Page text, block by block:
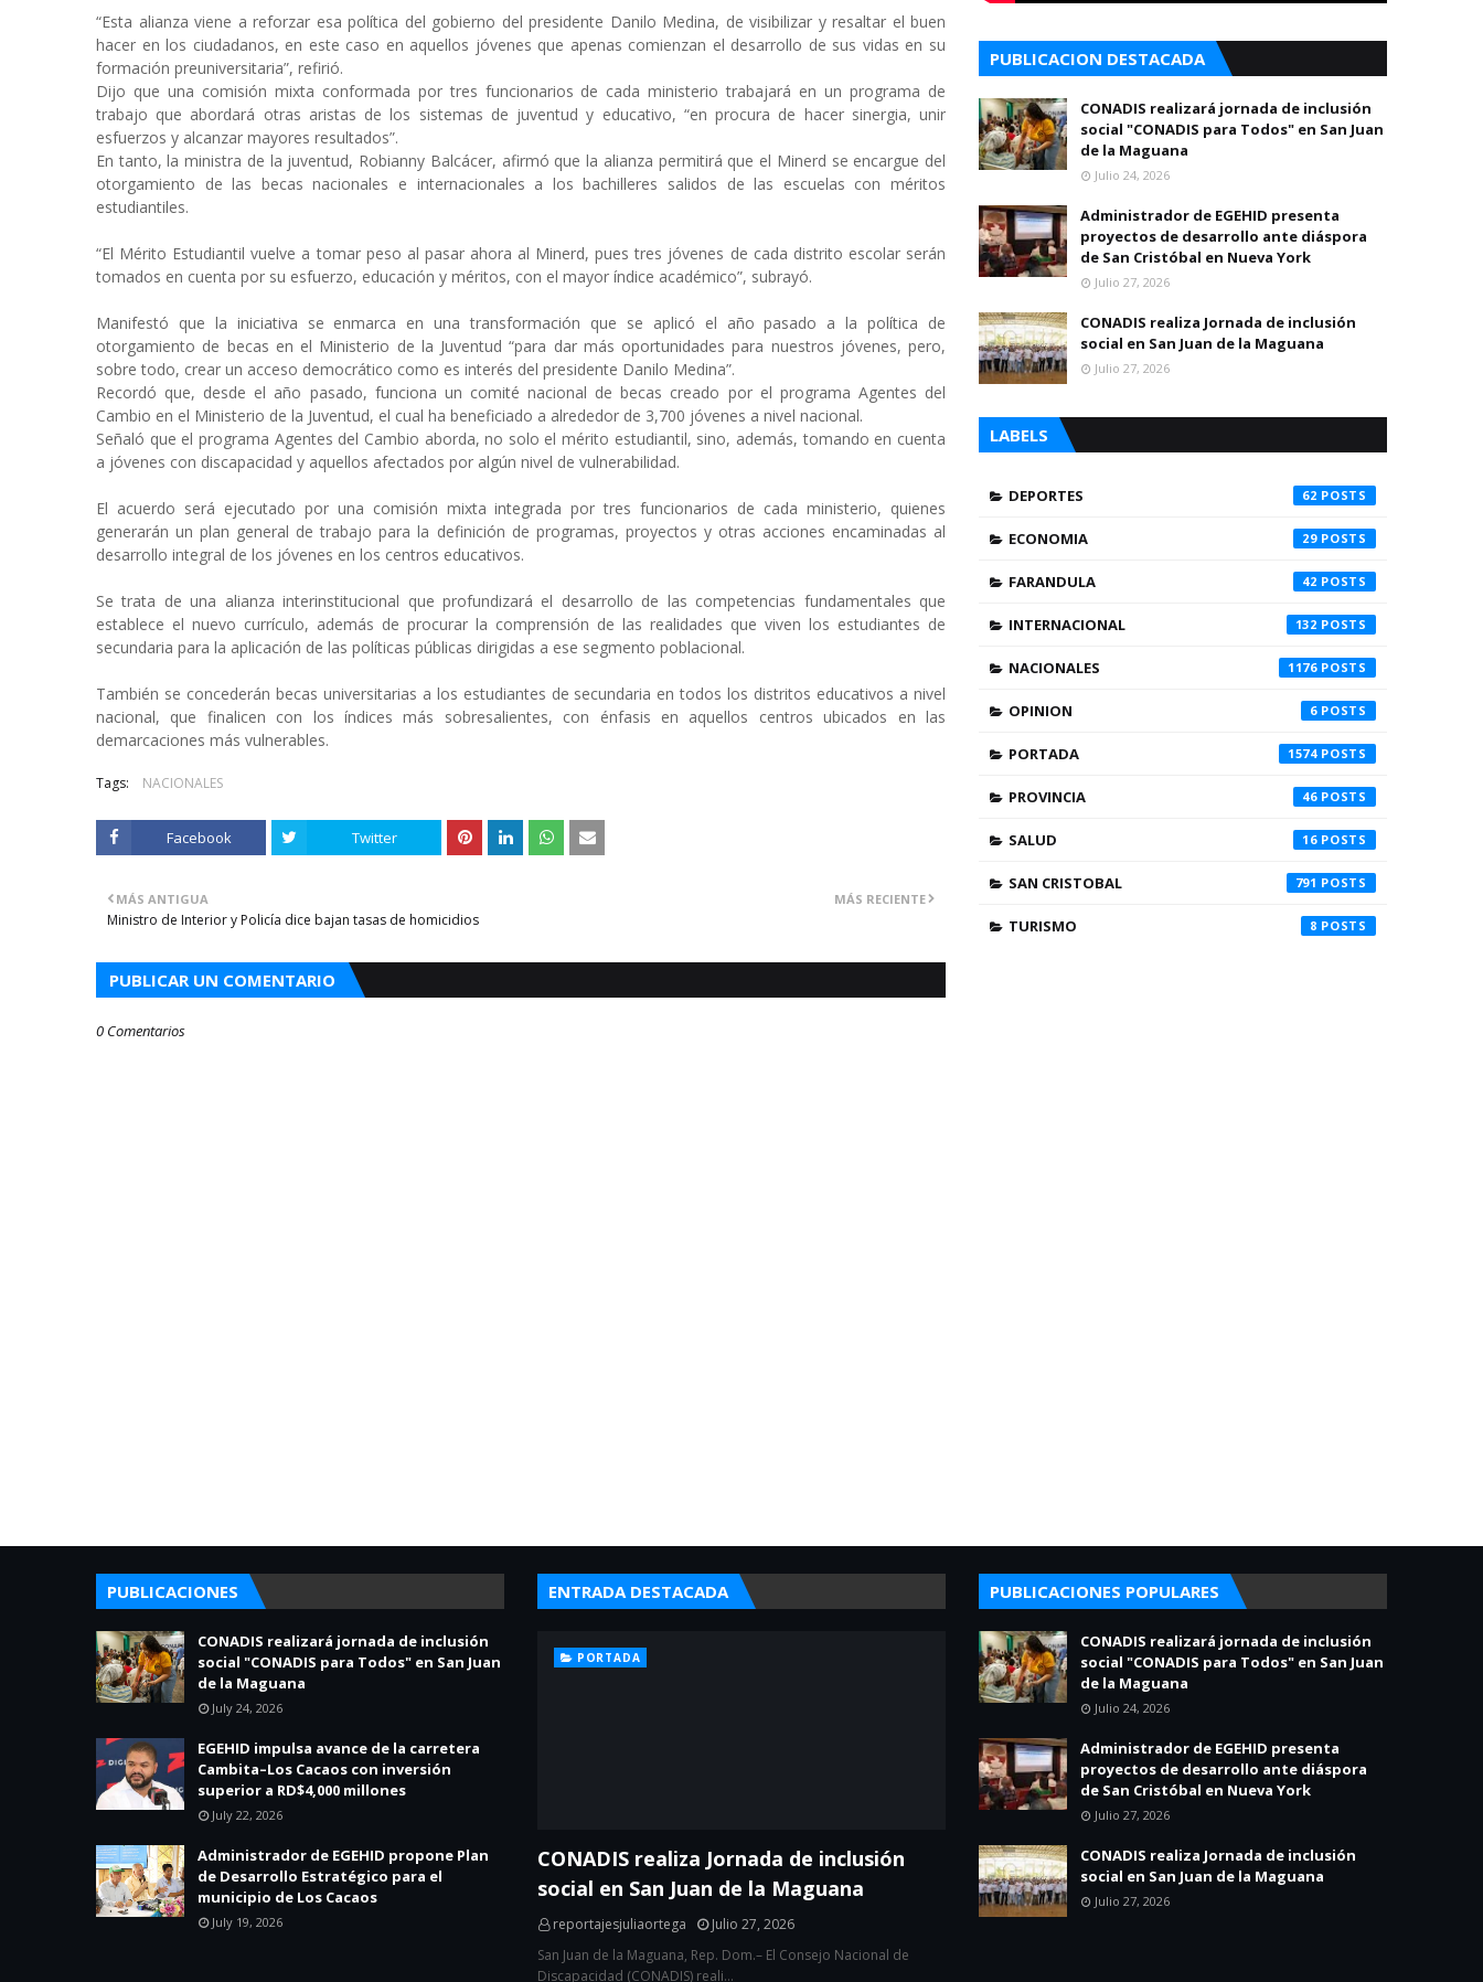
“Esta alianza viene a reforzar esa política del gobierno del presidente Danilo Medina, de visibilizar y resaltar el buen
hacer en los ciudadanos, en este caso en aquellos jóvenes que apenas comienzan el desarrollo de sus vidas en su
formación preuniversitaria”, refirió.
Dijo que una comisión mixta conformada por tres funcionarios de cada ministerio trabajará en un programa de
trabajo que abordará otras aristas de los sistemas de juventud y educativo, “en procura de hacer sinergia, unir
esfuerzos y alcanzar mayores resultados”.
En tanto, la ministra de la juventud, Robianny Balcácer, afirmó que la alianza permitirá que el Minerd se encargue del
otorgamiento de las becas nacionales e internacionales a los bachilleres salidos de las escuelas con méritos
estudiantiles.
“El Mérito Estudiantil vuelve a tomar peso al pasar ahora al Minerd, pues tres jóvenes de cada distrito escolar serán
tomados en cuenta por su esfuerzo, educación y méritos, con el mayor índice académico”, subrayó.
Manifestó que la iniciativa se enmarca en una transformación que se aplicó el año pasado a la política de
otorgamiento de becas en el Ministerio de la Juventud “para dar más oportunidades para nuestros jóvenes, pero,
sobre todo, crear un acceso democrático como es interés del presidente Danilo Medina”.
Recordó que, desde el año pasado, funciona un comité nacional de becas creado por el programa Agentes del
Cambio en el Ministerio de la Juventud, el cual ha beneficiado a alrededor de 3,700 jóvenes a nivel nacional.
Señaló que el programa Agentes del Cambio aborda, no solo el mérito estudiantil, sino, además, tomando en cuenta
a jóvenes con discapacidad y aquellos afectados por algún nivel de vulnerabilidad.
El acuerdo será ejecutado por una comisión mixta integrada por tres funcionarios de cada ministerio, quienes
generarán un plan general de trabajo para la definición de programas, proyectos y otras acciones encaminadas al
desarrollo integral de los jóvenes en los centros educativos.
Se trata de una alianza interinstitucional que profundizará el desarrollo de las competencias fundamentales que
establece el nuevo currículo, además de procurar la comprensión de las realidades que viven los estudiantes de
secundaria para la aplicación de las políticas públicas dirigidas a ese segmento poblacional.
También se concederán becas universitarias a los estudiantes de secundaria en todos los distritos educativos a nivel
nacional, que finalicen con los índices más sobresalientes, con énfasis en aquellos centros ubicados en las
demarcaciones más vulnerables.
Tags: NACIONALES
Facebook Twitter
MÁS RECIENTE
MÁS ANTIGUA
Ministro de Interior y Policía dice bajan tasas de homicidios
PUBLICAR UN COMENTARIO
0 Comentarios
PUBLICACION DESTACADA
CONADIS realizará jornada de inclusión
social "CONADIS para Todos" en San Juan
de la Maguana
Julio 24, 2026
Administrador de EGEHID presenta
proyectos de desarrollo ante diáspora
de San Cristóbal en Nueva York
Julio 27, 2026
CONADIS realiza Jornada de inclusión
social en San Juan de la Maguana
Julio 27, 2026
LABELS
DEPORTES 62
ECONOMIA 29
FARANDULA 42
INTERNACIONAL 132
NACIONALES 1176
OPINION 6
PORTADA 1574
PROVINCIA 46
SALUD 16
SAN CRISTOBAL 791
TURISMO 8
PUBLICACIONES
CONADIS realizará jornada de inclusión
social "CONADIS para Todos" en San Juan
de la Maguana
July 24, 2026
EGEHID impulsa avance de la carretera
Cambita–Los Cacaos con inversión
superior a RD$4,000 millones
July 22, 2026
Administrador de EGEHID propone Plan
de Desarrollo Estratégico para el
municipio de Los Cacaos
July 19, 2026
ENTRADA DESTACADA
PORTADA
CONADIS realiza Jornada de inclusión
social en San Juan de la Maguana
reportajesjuliaortega
Julio 27, 2026
San Juan de la Maguana, Rep. Dom.– El Consejo Nacional de
Discapacidad (CONADIS) reali…
PUBLICACIONES POPULARES
CONADIS realizará jornada de inclusión
social "CONADIS para Todos" en San Juan
de la Maguana
Julio 24, 2026
Administrador de EGEHID presenta
proyectos de desarrollo ante diáspora
de San Cristóbal en Nueva York
Julio 27, 2026
CONADIS realiza Jornada de inclusión
social en San Juan de la Maguana
Julio 27, 2026